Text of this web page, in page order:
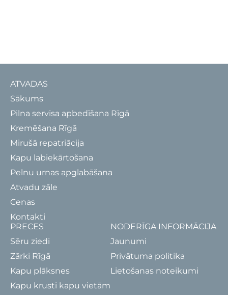
ATVADAS
Sākums
Pilna servisa apbedīšana Rīgā
Kremēšana Rīgā
Mirušā repatriācija
Kapu labiekārtošana
Pelnu urnas apglabāšana
Atvadu zāle
Cenas
Kontakti
PRECES
Sēru ziedi
Zārki Rīgā
Kapu plāksnes
Kapu krusti kapu vietām
NODERĪGA INFORMĀCIJA
Jaunumi
Privātuma politika
Lietošanas noteikumi